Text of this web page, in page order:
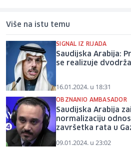
Više na istu temu
SIGNAL IZ RIJADA
Saudijska Arabija:
se realizuje
16.01.2024. u 18:31
OBZNANIO AMBASADOR
Saudijska Arabija
normalizaciju
završetka rata u
09.01.2024. u 23:02